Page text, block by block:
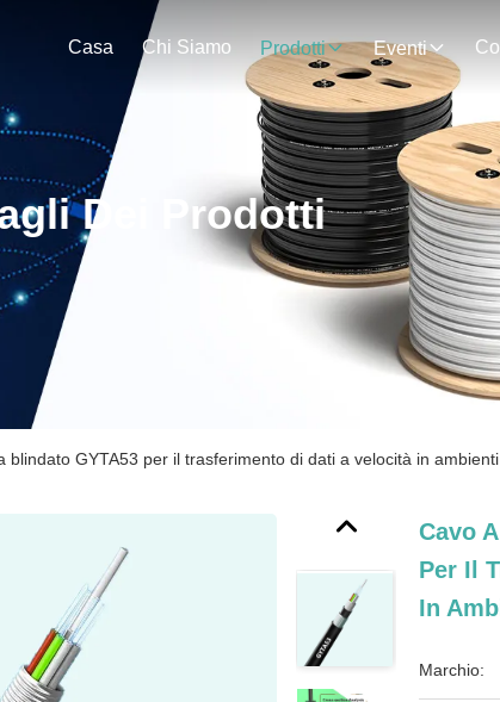
Casa Chi Siamo Prodotti Eventi
Dei Prodotti
blindato GYTA53 per il trasferimento di dati a velocità in
Cavo
Per Il
In
Marchio: